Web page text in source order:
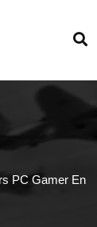
PC Gamer En